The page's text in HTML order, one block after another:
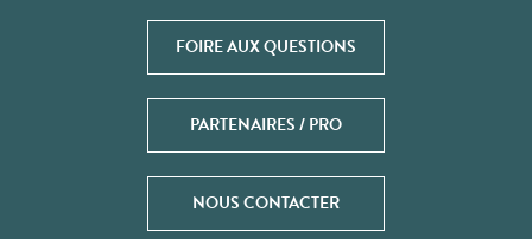
FOIRE AUX QUESTIONS
PARTENAIRES / PRO
NOUS CONTACTER